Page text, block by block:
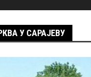
У САРАЈЕВУ